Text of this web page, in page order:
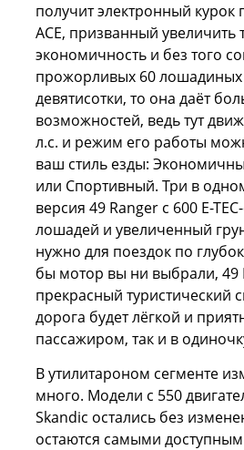
получит электронный курок
АСЕ, призванный увеличить
экономичность и без того
прожорливых 60 лошадиных
девятисотки, то она даёт
возможностей, ведь тут
л.с. и режим его работы
ваш стиль езды:
или Спортивный. Три в
версия 49 Ranger с 600 Е-
лошадей и увеличенный
нужно для поездок по
бы мотор вы ни выбрали, 49
прекрасный туристический
дорога будет лёгкой и
пассажиром, так и в
В утилитароном сегменте
много. Модели с 550
Skandic остались без
остаются самыми